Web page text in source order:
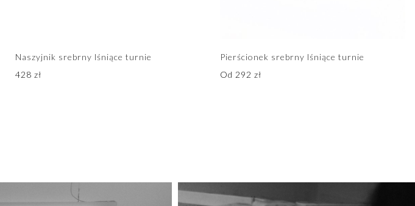
Naszyjnik srebrny lśniące turnie
428 zł
Pierścionek srebrny lśniące turnie
Od 292 zł